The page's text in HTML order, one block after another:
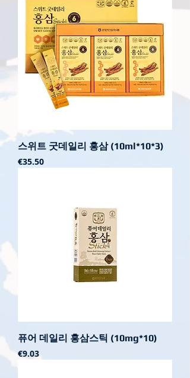
스위트 굿데일리 홍삼 (10ml*10*3)
가격
€35.50
퓨어 데일리 홍삼스틱 (10mg*10)
가격
€9.03